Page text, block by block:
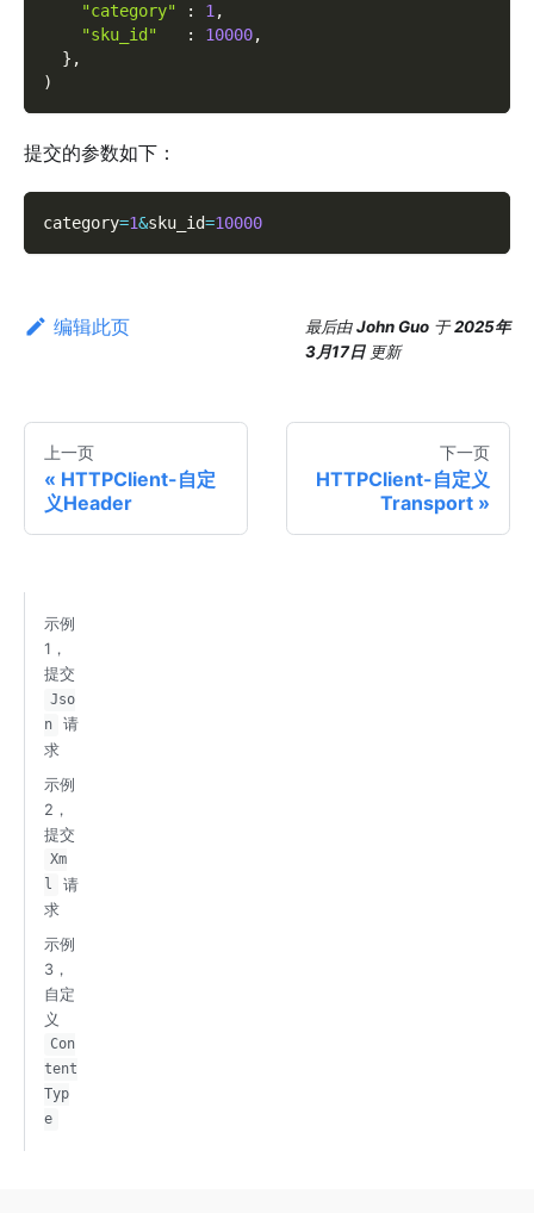
"category"
: 1,
"sku_id"
: 10000,
} ,
)
提交的参数如下：
category=1&sku_id=10000
编辑此页 最后由John Guo 于2025年
3月17日 更新
上一页
HTTPClient-自定
义Header
下一页
HTTPClient-自定义
Transport
示例
1，
提交
Jso
n
请
求
示例
2，
提交
Xm
l
请
求
示例
3，
自定
义
Con
tent
Typ
e